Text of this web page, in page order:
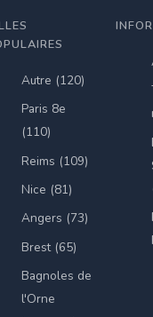
Autre (120)
Paris 8e
(110)
Reims (109)
Nice (81)
Angers (73)
Brest (65)
Bagnoles de
l'Orne